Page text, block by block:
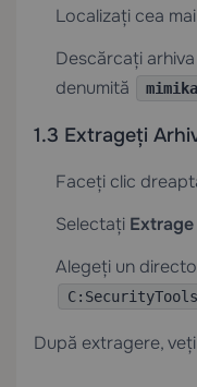
Localizați cea
Descărcați
denumită
1.3 Extrageți
Faceți clic
Selectați
Alegeți un
După extragere,